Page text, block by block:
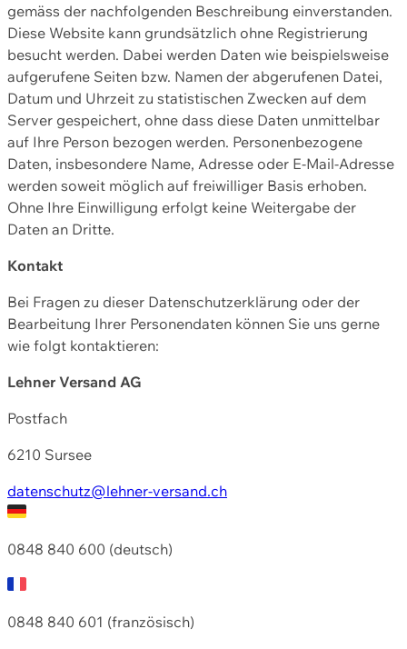
gemäss der nachfolgenden Beschreibung einverstanden.
Diese Website kann grundsätzlich ohne Registrierung
besucht werden. Dabei werden Daten wie beispielsweise
aufgerufene Seiten bzw. Namen der abgerufenen Datei,
Datum und Uhrzeit zu statistischen Zwecken auf dem
Server gespeichert, ohne dass diese Daten unmittelbar
auf Ihre Person bezogen werden. Personenbezogene
Daten, insbesondere Name, Adresse oder E-Mail-Adresse
werden soweit möglich auf freiwilliger Basis erhoben.
Ohne Ihre Einwilligung erfolgt keine Weitergabe der
Daten an Dritte.
Kontakt
Bei Fragen zu dieser Datenschutzerklärung oder der
Bearbeitung Ihrer Personendaten können Sie uns gerne
wie folgt kontaktieren:
Lehner Versand AG
Postfach
6210 Sursee
datenschutz@lehner-versand.ch
0848 840 600 (deutsch)
0848 840 601 (französisch)